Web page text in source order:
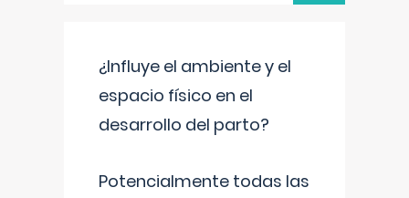
¿Influye el ambiente y el
espacio físico en el
desarrollo del parto?
Potencialmente todas las